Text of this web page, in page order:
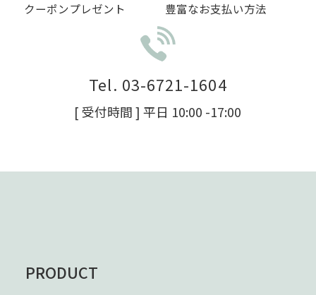
クーポンプレゼント
豊富なお支払い方法
Tel. 03-6721-1604
[ 受付時間 ] 平日 10:00 -17:00
PRODUCT